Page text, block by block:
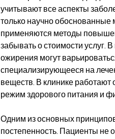
учитывают все аспекты
только научно
применяются методы
забывать о стоимости услуг.
ожирения могут
специализирующееся на
веществ. В клинике
режим здорового питания и
Одним из основных
постепенность. Пациенты не